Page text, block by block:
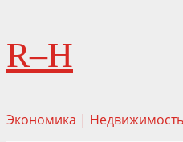
Перейти
содержимому
R–H
Экономика |